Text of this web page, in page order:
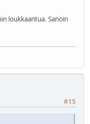
loukkaantua. Sanoin
#15